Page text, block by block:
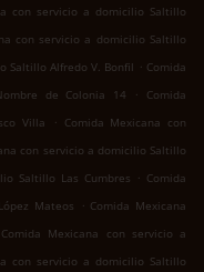
con servicio a domicilio Saltillo
con servicio a domicilio Saltillo
Saltillo Alfredo V. Bonfil . Comida
de Colonia 14
.
Comida
Villa
. Comida Mexicana con
con servicio a domicilio Saltillo
Saltillo Las Cumbres . Comida
Mateos
. Comida Mexicana
Comida Mexicana con servicio a
con servicio a domicilio Saltillo